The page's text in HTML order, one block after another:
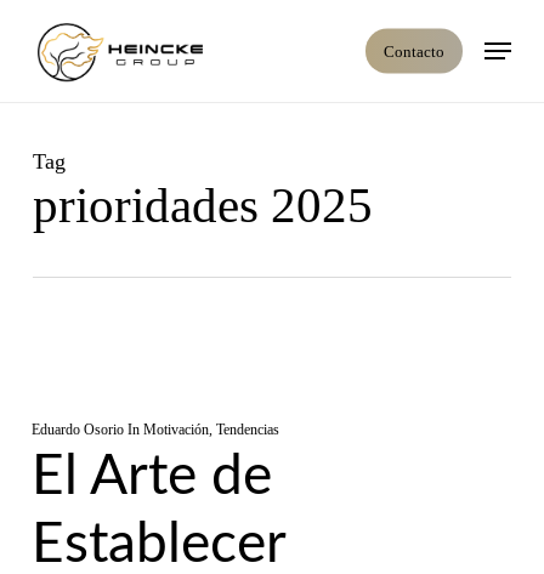
Contacto
Menú
Tag
prioridades 2025
Eduardo Osorio In Motivación, Tendencias
El Arte de
Establecer